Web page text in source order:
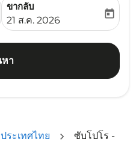
aria-label
ขากลับ
fc-booking-return-date-
21 ส.ค. 2026
today
า
ระเทศไทย
ซับโปโร -